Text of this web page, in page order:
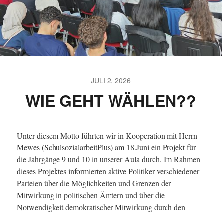
JULI 2, 2026
WIE GEHT WÄHLEN??
Unter diesem Motto führten wir in Kooperation mit Herrn
Mewes (SchulsozialarbeitPlus) am 18.Juni ein Projekt für
die Jahrgänge 9 und 10 in unserer Aula durch. Im Rahmen
dieses Projektes informierten aktive Politiker verschiedener
Parteien über die Möglichkeiten und Grenzen der
Mitwirkung in politischen Ämtern und über die
Notwendigkeit demokratischer Mitwirkung durch den